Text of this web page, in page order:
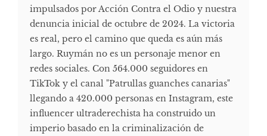
impulsados por Acción Contra el Odio y nuestra
denuncia inicial de octubre de 2024. La victoria
es real, pero el camino que queda es aún más
largo. Ruymán no es un personaje menor en
redes sociales. Con 564.000 seguidores en
TikTok y el canal "Patrullas guanches canarias"
llegando a 420.000 personas en Instagram, este
influencer ultraderechista ha construido un
imperio basado en la criminalización de